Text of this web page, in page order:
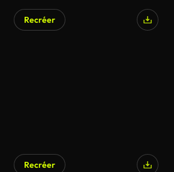
Recréer
Recréer